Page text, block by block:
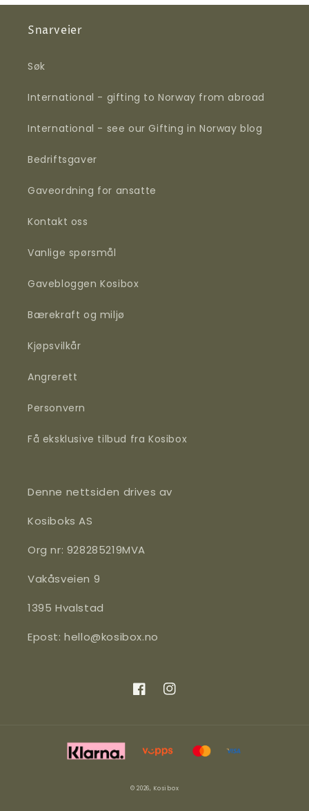
Snarveier
Søk
International - gifting to Norway from abroad
International - see our Gifting in Norway blog
Bedriftsgaver
Gaveordning for ansatte
Kontakt oss
Vanlige spørsmål
Gavebloggen Kosibox
Bærekraft og miljø
Kjøpsvilkår
Angrerett
Personvern
Få eksklusive tilbud fra Kosibox
Denne nettsiden drives av
Kosiboks AS
Org nr: 928285219MVA
Vakåsveien 9
1395 Hvalstad
Epost: hello@kosibox.no
FacebookInstagram
© 2026, Kosibox